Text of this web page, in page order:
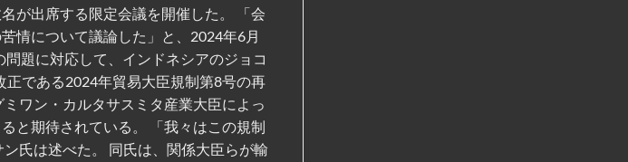
が出席する限定会議を開催した。 「会
情について議論した」と、2024年6月
題に対応して、インドネシアのジョコ
である2024年貿易大臣規制第8号の再
ワン・カルタサスミタ産業大臣によっ
と期待されている。 「我々はこの規制
氏は述べた。 同氏は、関係大臣らが輸